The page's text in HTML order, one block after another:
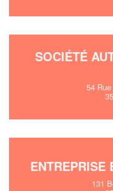
SOCIÉTÉ
54
ENTREPRISE
131